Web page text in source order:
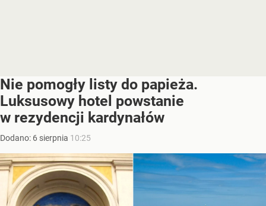
Nie pomogły listy do papieża.
Luksusowy hotel powstanie
w rezydencji kardynałów
Dodano: 6 sierpnia 10:25